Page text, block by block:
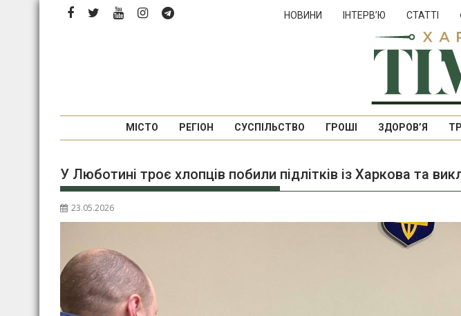
Перейти
НОВИНИ ІНТЕРВ’Ю СТАТТІ
МІСТО РЕГІОН СУСПІЛЬСТВО ГРОШІ ЗДОРОВ’Я
У Люботині троє хлопців побили підлітків із Харкова та
23.05.2026